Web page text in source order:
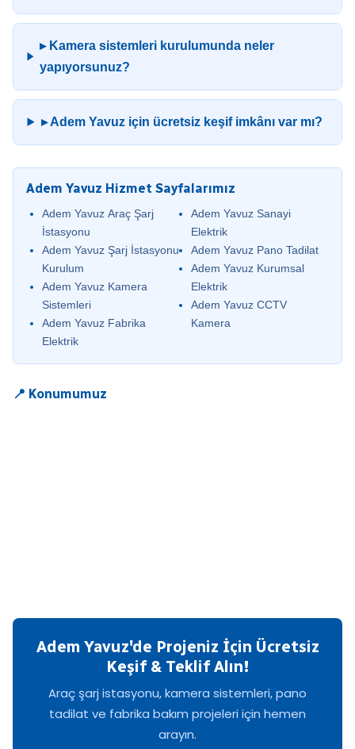
▸ Kamera sistemleri kurulumunda neler
yapıyorsunuz?
▸ Adem Yavuz için ücretsiz keşif imkânı var mı?
Adem Yavuz Hizmet Sayfalarımız
Adem Yavuz Araç Şarj
İstasyonu
Adem Yavuz Şarj İstasyonu
Kurulum
Adem Yavuz Kamera
Sistemleri
Adem Yavuz Fabrika
Elektrik
Adem Yavuz Sanayi
Elektrik
Adem Yavuz Pano Tadilat
Adem Yavuz Kurumsal
Elektrik
Adem Yavuz CCTV
Kamera
📍 Konumumuz
Adem Yavuz'de Projeniz İçin Ücretsiz
Keşif & Teklif Alın!
Araç şarj istasyonu, kamera sistemleri, pano
tadilat ve fabrika bakım projeleri için hemen
arayın.